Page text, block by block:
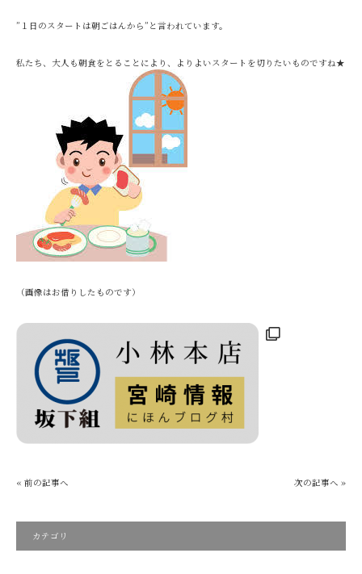
”１日のスタートは朝ごはんから”と言われています。
私たち、大人も朝食をとることにより、よりよいスタートを切りたいものですね★
（画像はお借りしたものです）
« 前の記事へ 次の記事へ »
カテゴリ